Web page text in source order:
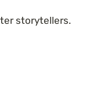
storytellers.